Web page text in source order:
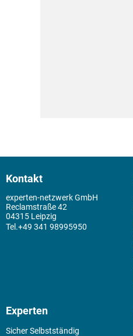
Kontakt
experten-netzwerk GmbH
Reclamstraße 42
04315 Leipzig
+49 341 98995950
Experten
Sicher Selbstständig